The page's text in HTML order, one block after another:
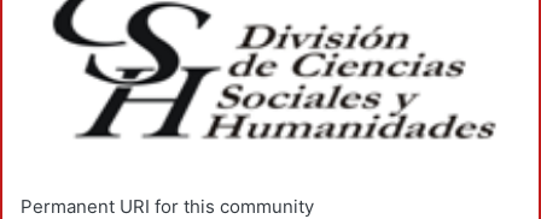
Permanent URI for this community